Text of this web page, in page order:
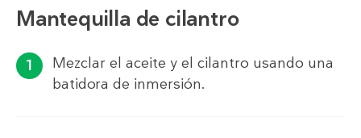
Mantequilla de cilantro
Mezclar el aceite y el cilantro usando una
batidora de inmersión.